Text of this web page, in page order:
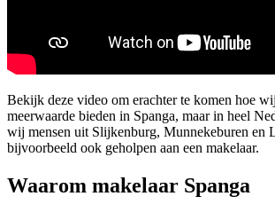
Bekijk deze video om erachter te komen hoe
meerwaarde bieden in Spanga, maar in heel
wij mensen uit Slijkenburg, Munnekeburen en
bijvoorbeeld ook geholpen aan een makelaar.
Waarom makelaar Spanga